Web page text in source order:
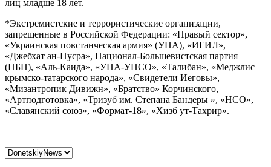
лиц младше 18 лет.
*Экстремистские и террористические организации,
запрещенные в Российской Федерации: «Правый сектор»,
«Украинская повстанческая армия» (УПА), «ИГИЛ»,
«Джебхат ан-Нусра», Национал-Большевистская партия
(НБП), «Аль-Каида», «УНА-УНСО», «Талибан», «Меджлис
крымско-татарского народа», «Свидетели Иеговы»,
«Мизантропик Дивижн», «Братство» Корчинского,
«Артподготовка», «Тризуб им. Степана Бандеры », «НСО»,
«Славянский союз», «Формат-18», «Хизб ут-Тахрир».